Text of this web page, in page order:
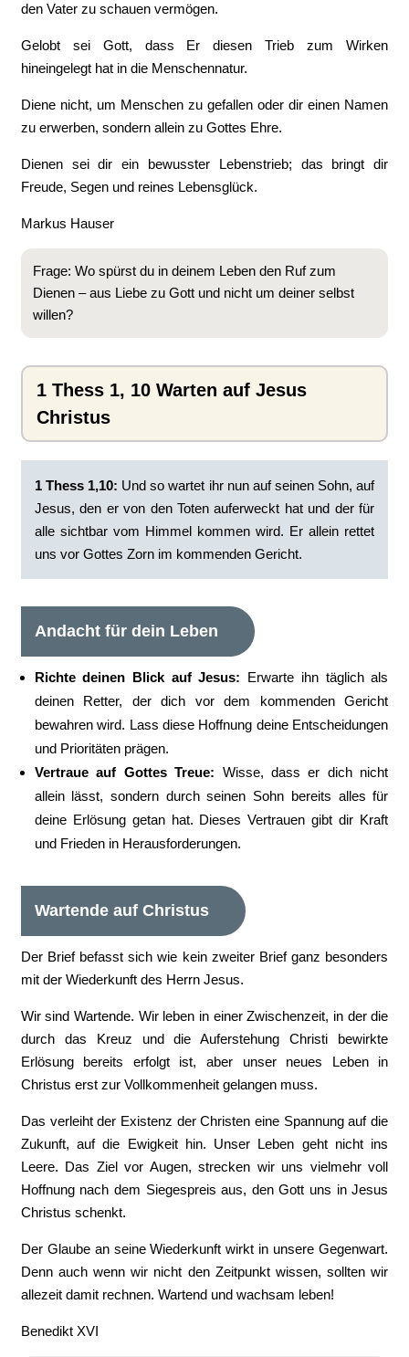
den Vater zu schauen vermögen.
Gelobt sei Gott, dass Er diesen Trieb zum Wirken
hineingelegt hat in die Menschennatur.
Diene nicht, um Menschen zu gefallen oder dir einen Namen
zu erwerben, sondern allein zu Gottes Ehre.
Dienen sei dir ein bewusster Lebenstrieb; das bringt dir
Freude, Segen und reines Lebensglück.
Markus Hauser
Frage: Wo spürst du in deinem Leben den Ruf zum
Dienen – aus Liebe zu Gott und nicht um deiner selbst
willen?
1 Thess 1, 10 Warten auf Jesus
Christus
1 Thess 1,10: Und so wartet ihr nun auf seinen Sohn, auf
Jesus, den er von den Toten auferweckt hat und der für
alle sichtbar vom Himmel kommen wird. Er allein rettet
uns vor Gottes Zorn im kommenden Gericht.
Andacht für dein Leben
Richte deinen Blick auf Jesus: Erwarte ihn täglich als
deinen Retter, der dich vor dem kommenden Gericht
bewahren wird. Lass diese Hoffnung deine Entscheidungen
und Prioritäten prägen.
Vertraue auf Gottes Treue: Wisse, dass er dich nicht
allein lässt, sondern durch seinen Sohn bereits alles für
deine Erlösung getan hat. Dieses Vertrauen gibt dir Kraft
und Frieden in Herausforderungen.
Wartende auf Christus
Der Brief befasst sich wie kein zweiter Brief ganz besonders
mit der Wiederkunft des Herrn Jesus.
Wir sind Wartende. Wir leben in einer Zwischenzeit, in der die
durch das Kreuz und die Auferstehung Christi bewirkte
Erlösung bereits erfolgt ist, aber unser neues Leben in
Christus erst zur Vollkommenheit gelangen muss.
Das verleiht der Existenz der Christen eine Spannung auf die
Zukunft, auf die Ewigkeit hin. Unser Leben geht nicht ins
Leere. Das Ziel vor Augen, strecken wir uns vielmehr voll
Hoffnung nach dem Siegespreis aus, den Gott uns in Jesus
Christus schenkt.
Der Glaube an seine Wiederkunft wirkt in unsere Gegenwart.
Denn auch wenn wir nicht den Zeitpunkt wissen, sollten wir
allezeit damit rechnen. Wartend und wachsam leben!
Benedikt XVI